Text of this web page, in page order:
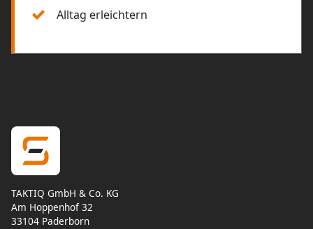
Alltag erleichtern
TAKTIQ GmbH & Co. KG
Am Hoppenhof 32
33104 Paderborn